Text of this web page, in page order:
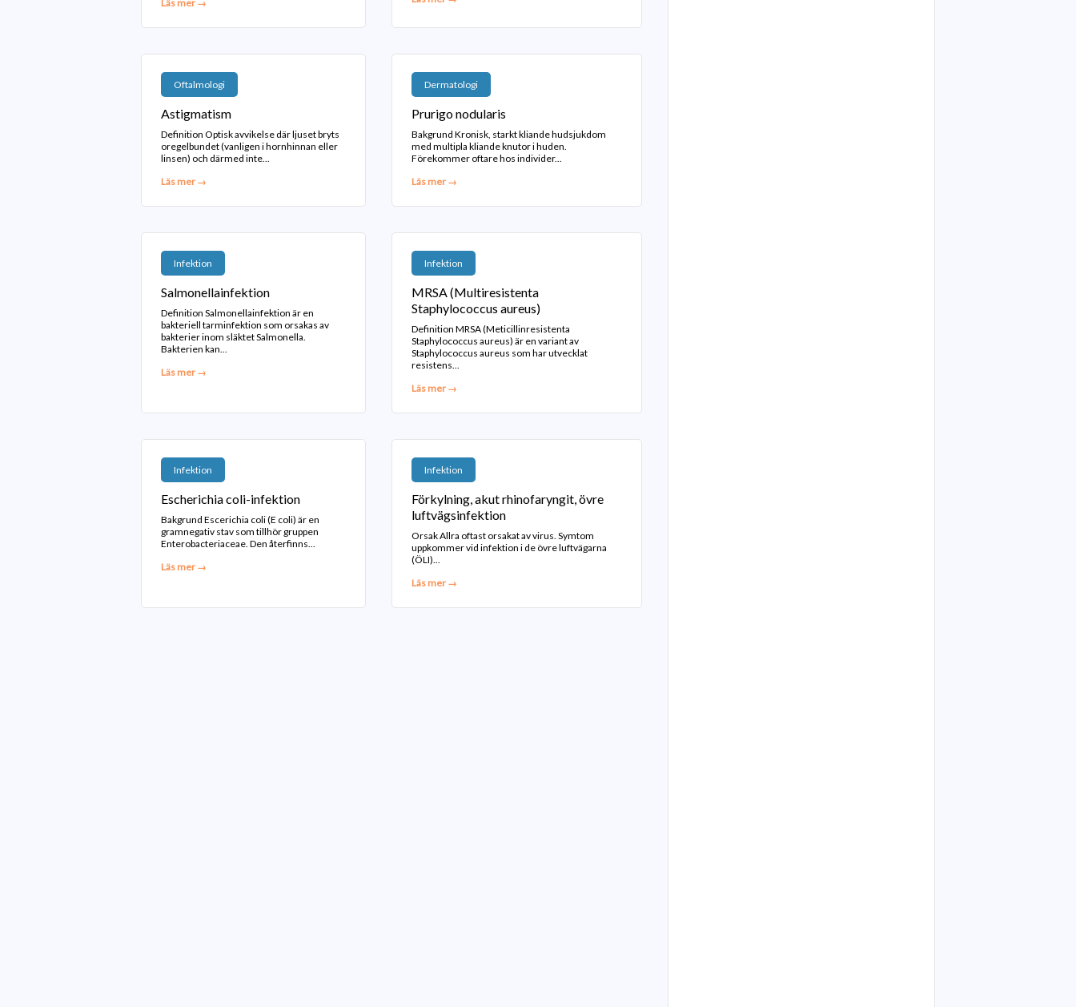
Läs mer →
Oftalmologi
Astigmatism
Definition Optisk avvikelse där ljuset bryts
oregelbundet (vanligen i hornhinnan eller
linsen) och därmed inte...
Läs mer →
Dermatologi
Prurigo nodularis
Bakgrund Kronisk, starkt kliande hudsjukdom
med multipla kliande knutor i huden.
Förekommer oftare hos individer...
Läs mer →
Infektion
Salmonellainfektion
Definition Salmonellainfektion är en
bakteriell tarminfektion som orsakas av
bakterier inom släktet Salmonella.
Bakterien kan...
Läs mer →
Infektion
MRSA (Multiresistenta
Staphylococcus aureus)
Definition MRSA (Meticillinresistenta
Staphylococcus aureus) är en variant av
Staphylococcus aureus som har utvecklat
resistens...
Läs mer →
Infektion
Escherichia coli-infektion
Bakgrund Escerichia coli (E coli) är en
gramnegativ stav som tillhör gruppen
Enterobacteriaceae. Den återfinns...
Läs mer →
Infektion
Förkylning, akut rhinofaryngit, övre
luftvägsinfektion
Orsak Allra oftast orsakat av virus. Symtom
uppkommer vid infektion i de övre luftvägarna
(ÖLI)...
Läs mer →